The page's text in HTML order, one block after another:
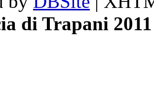
di Trapani 2011